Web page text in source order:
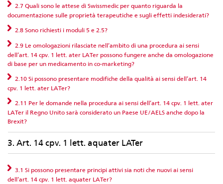
2.7 Quali sono le attese di Swissmedic per quanto riguarda la
documentazione sulle proprietà terapeutiche e sugli effetti indesiderati?
2.8 Sono richiesti i moduli 5 e 2.5?
2.9 Le omologazioni rilasciate nell’ambito di una procedura ai sensi
dell’art. 14 cpv. 1 lett. ater LATer possono fungere anche da omologazione
di base per un medicamento in co-marketing?
2.10 Si possono presentare modifiche della qualità ai sensi dell’art. 14
cpv. 1 lett. ater LATer?
2.11 Per le domande nella procedura ai sensi dell’art. 14 cpv. 1 lett. ater
LATer il Regno Unito sarà considerato un Paese UE/AELS anche dopo la
Brexit?
3. Art. 14 cpv. 1 lett. aquater LATer
3.1 Si possono presentare principi attivi sia noti che nuovi ai sensi
dell’art. 14 cpv. 1 lett. aquater LATer?